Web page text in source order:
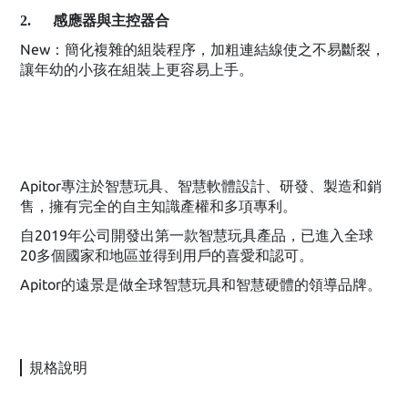
2. 感應器與主控器合
New：簡化複雜的組裝程序，加粗連結線使之不易斷裂，
讓年幼的小孩在組裝上更容易上手。
Apitor專注於智慧玩具、智慧軟體設計、研發、製造和銷
售，擁有完全的自主知識產權和多項專利。
自2019年公司開發出第一款智慧玩具產品，已進入全球
20多個國家和地區並得到用戶的喜愛和認可。
Apitor的遠景是做全球智慧玩具和智慧硬體的領導品牌。
規格說明